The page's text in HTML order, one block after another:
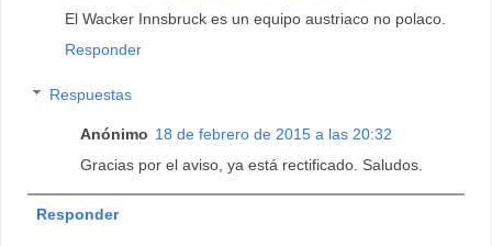
El Wacker Innsbruck es un equipo austriaco no polaco.
Responder
Respuestas
Anónimo 18 de febrero de 2015 a las 20:32
Gracias por el aviso, ya está rectificado. Saludos.
Responder